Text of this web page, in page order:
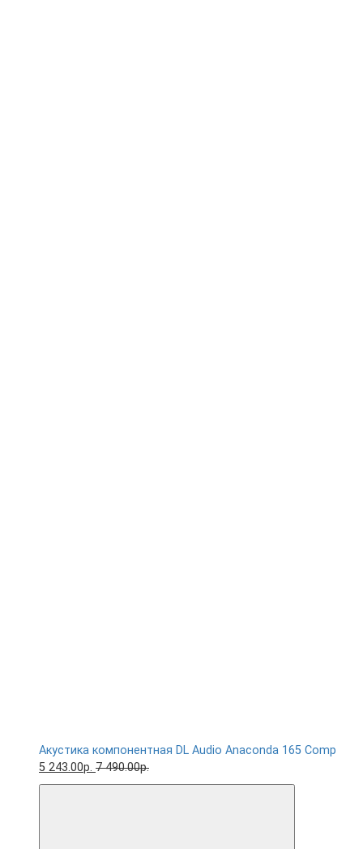
Акустика компонентная DL Audio Anaconda 165 Comp
5 243.00р. 7 490.00р.